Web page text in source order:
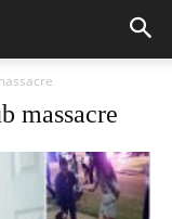
massacre